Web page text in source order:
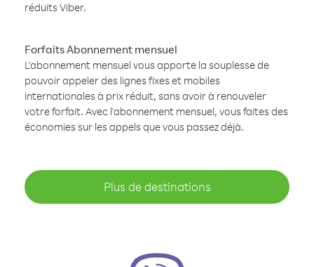
réduits Viber.
Forfaits Abonnement mensuel
L'abonnement mensuel vous apporte la souplesse de
pouvoir appeler des lignes fixes et mobiles
internationales à prix réduit, sans avoir à renouveler
votre forfait. Avec l'abonnement mensuel, vous faites des
économies sur les appels que vous passez déjà.
Plus de destinations